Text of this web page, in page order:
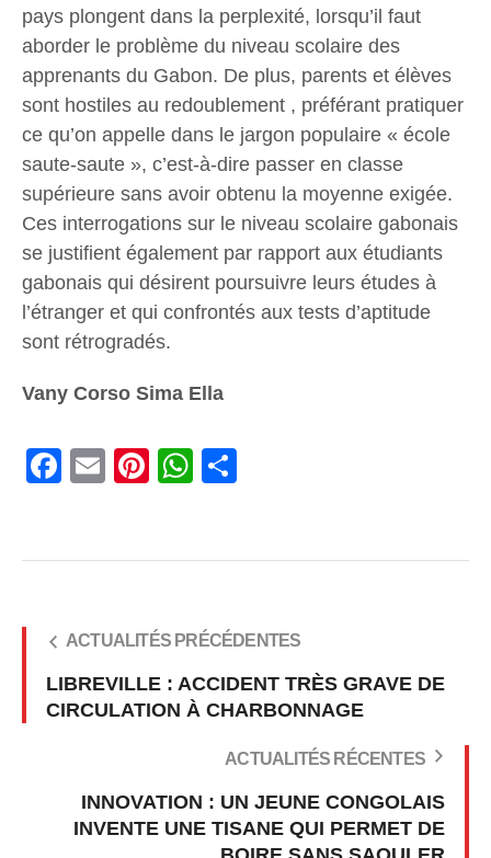
pays plongent dans la perplexité, lorsqu’il faut
aborder le problème du niveau scolaire des
apprenants du Gabon. De plus, parents et élèves
sont hostiles au redoublement , préférant pratiquer
ce qu’on appelle dans le jargon populaire « école
saute-saute », c’est-à-dire passer en classe
supérieure sans avoir obtenu la moyenne exigée.
Ces interrogations sur le niveau scolaire gabonais
se justifient également par rapport aux étudiants
gabonais qui désirent poursuivre leurs études à
l’étranger et qui confrontés aux tests d’aptitude
sont rétrogradés.
Vany Corso Sima Ella
Facebook
Email PinterestWhatsApp
ACTUALITÉS PRÉCÉDENTES
LIBREVILLE : ACCIDENT TRÈS GRAVE DE
CIRCULATION À CHARBONNAGE
ACTUALITÉS RÉCENTES
INNOVATION : UN JEUNE CONGOLAIS
INVENTE UNE TISANE QUI PERMET DE